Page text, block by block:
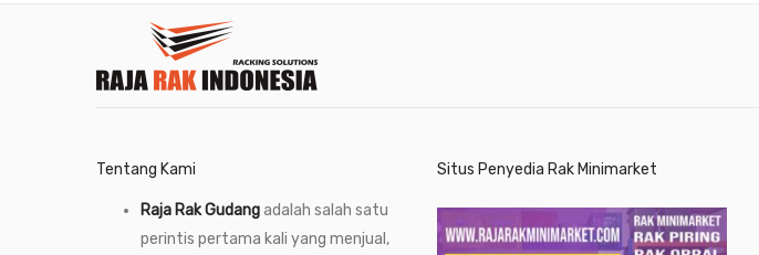
Tentang Kami
Raja Rak Gudangadalah salah satu
perintis pertama kali yang menjual,
Situs Penyedia Rak Minimarket